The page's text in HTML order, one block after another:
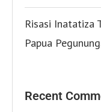
Risasi Inatatiza
Papua
Recent